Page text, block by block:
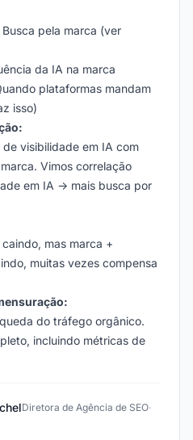
Busca pela marca (ver
da IA na marca
plataformas mandam
isso)
visibilidade em IA com
Vimos correlação
em IA → mais busca por
mas marca +
muitas vezes compensa
do tráfego orgânico.
incluindo métricas de
Diretora de Agência de SEO·